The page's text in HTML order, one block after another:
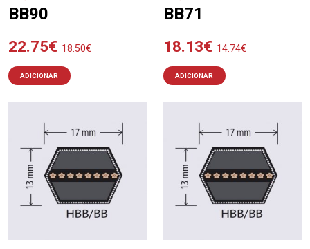
BB90
22.75€ 18.50€
ADICIONAR
BB71
18.13€ 14.74€
ADICIONAR